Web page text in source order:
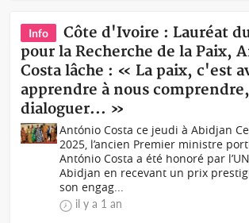
Info
Côte d'Ivoire : Lauréat
pour la Recherche de la Paix,
Costa lâche : « La paix, c'est
apprendre à nous
dialoguer... »
António Costa ce jeudi à Abidjan
2025, l’ancien Premier ministre
António Costa a été honoré par
Abidjan en recevant un prix
son engag...
il y a 1 an